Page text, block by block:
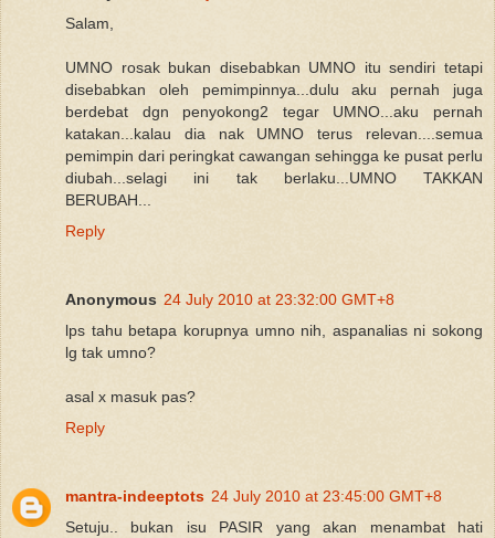
Salam,
UMNO rosak bukan disebabkan UMNO itu sendiri tetapi
disebabkan oleh pemimpinnya...dulu aku pernah juga
berdebat dgn penyokong2 tegar UMNO...aku pernah
katakan...kalau dia nak UMNO terus relevan....semua
pemimpin dari peringkat cawangan sehingga ke pusat perlu
diubah...selagi ini tak berlaku...UMNO TAKKAN
BERUBAH...
Reply
Anonymous 24 July 2010 at 23:32:00 GMT+8
lps tahu betapa korupnya umno nih, aspanalias ni sokong
lg tak umno?
asal x masuk pas?
Reply
mantra-indeeptots 24 July 2010 at 23:45:00 GMT+8
Setuju.. bukan isu PASIR yang akan menambat hati